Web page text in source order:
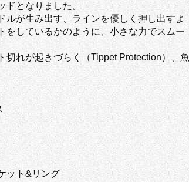
ドとなりました。
ルが生み出す、ラインを優しく押し出すよ
をしているかのように、小さな力でスムー
切れが起きづらく（Tippet Protection）、魚
ット&リング